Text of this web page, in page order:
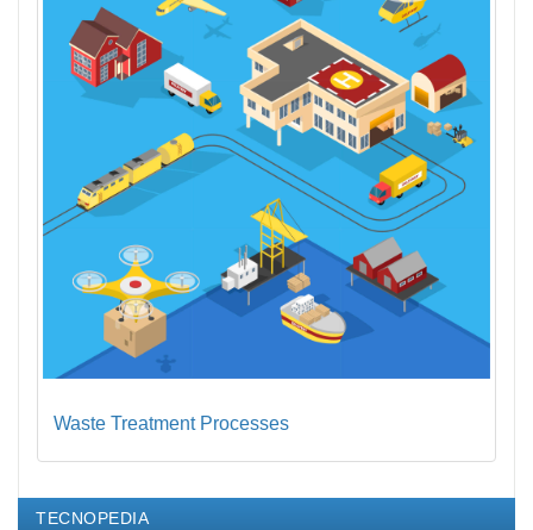
Waste Treatment Processes
TECNOPEDIA